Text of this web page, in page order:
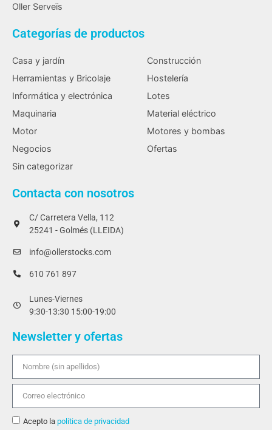
Oller Serveïs
Categorías de productos
Casa y jardín
Construcción
Herramientas y Bricolaje
Hostelería
Informática y electrónica
Lotes
Maquinaria
Material eléctrico
Motor
Motores y bombas
Negocios
Ofertas
Sin categorizar
Contacta con nosotros
C/ Carretera Vella, 112
25241 - Golmés (LLEIDA)
info@ollerstocks.com
610 761 897
Lunes-Viernes
9:30-13:30 15:00-19:00
Newsletter y ofertas
Acepto la política de privacidad